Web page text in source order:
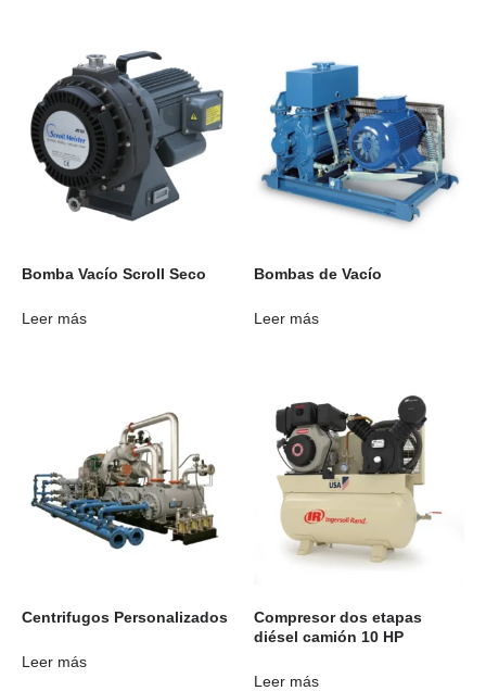
Bomba Vacío Scroll Seco
Leer más
Bombas de Vacío
Leer más
Centrifugos Personalizados
Leer más
Compresor dos etapas
diésel camión 10 HP
Leer más